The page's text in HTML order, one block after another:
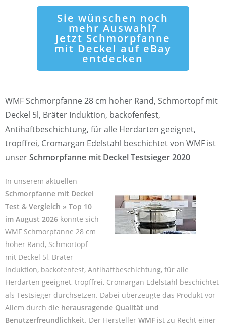
Sie wünschen noch
mehr Auswahl?
Jetzt Schmorpfanne
mit Deckel auf eBay
entdecken
WMF Schmorpfanne 28 cm hoher Rand, Schmortopf mit
Deckel 5l, Bräter Induktion, backofenfest,
Antihaftbeschichtung, für alle Herdarten geeignet,
tropffrei, Cromargan Edelstahl beschichtet von WMF ist
unserSchmorpfanne mit Deckel Testsieger 2020
In unserem aktuellen
Schmorpfanne mit Deckel
Test & Vergleich » Top 10
im August 2026 konnte sich
WMF Schmorpfanne 28 cm
hoher Rand, Schmortopf
mit Deckel 5l, Bräter
Induktion, backofenfest, Antihaftbeschichtung, für alle
Herdarten geeignet, tropffrei, Cromargan Edelstahl beschichtet
als Testsieger durchsetzen. Dabei überzeugte das Produkt vor
Allem durch die herausragende Qualität und
Benutzerfreundlichkeit. Der Hersteller WMF ist zu Recht einer